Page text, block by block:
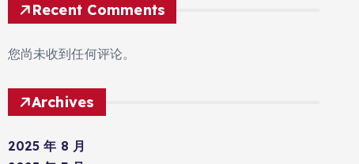
Recent Comments
您尚未收到任何评论。
Archives
2025 年 8 月